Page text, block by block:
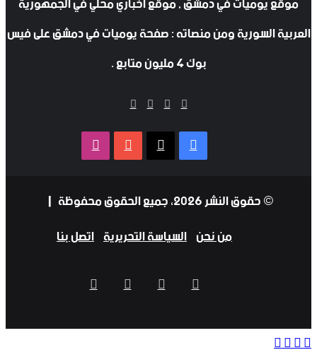
العربية السورية ومن منصاته : صفحة يوميات في دمشق على فيس
بوك 4 مليون متابع .
فيسبوك
‫X
‫YouTube
انستقرام
فيسبوك
‫X
‫YouTubeانستقرام
© حقوق النشر 2026، جميع الحقوق محفوظة |
من نحن السياسة التحريرية اتصل بنا
فيسبوك
‫X
‫YouTubeانستقرام
فيسبوك‫X
واتسابتيلقرام